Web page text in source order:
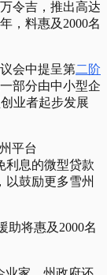
令吉，推出高达
，料惠及2000名
会中提呈第二阶
部分由中小型企
业者起步发展
平台
利息的微型贷款
以鼓励更多雪州
助将惠及2000名